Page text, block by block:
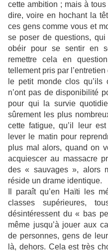
cette ambition ; mais à
dire, voire en hochant la
ces gens comme vous et
se poser de questions, qui
obéir pour se sentir en
remettre cela en
tellement pris par
le petit monde clos qu’ils
n’ont pas de disponibilité
pour qui la survie
sûrement les plus
cette fatigue, qu’il leur
lever le matin pour
plus mal alors, quand on
acquiescer au massacre
des « sauvages », alors
réside un drame identique.
Il paraît qu’en Haïti les
classes supérieures,
désintéressent du « bas
même jusqu’à jouer aux
de personnes, gens de
là, dehors. Cela est très